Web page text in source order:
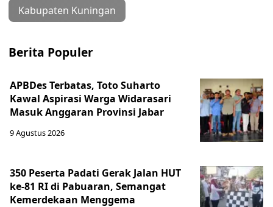
Kabupaten Kuningan
Berita Populer
APBDes Terbatas, Toto Suharto
Kawal Aspirasi Warga Widarasari
Masuk Anggaran Provinsi Jabar
9 Agustus 2026
350 Peserta Padati Gerak Jalan HUT
ke-81 RI di Pabuaran, Semangat
Kemerdekaan Menggema